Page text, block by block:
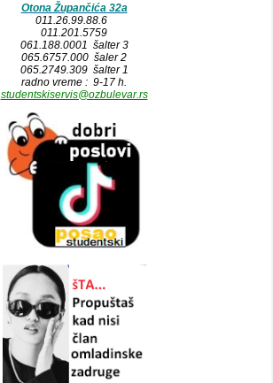
Otona Župančića 32a
011.26.99.88.6
011.201.5759
061.188.0001 šalter 3
065.6757.000 šaler 2
065.2749.309 šalter 1
radno vreme : 9-17 h.
studentskiservis@ozbulevar.rs